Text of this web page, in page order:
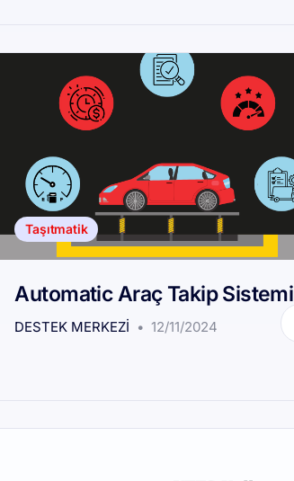
Taşıtmatik
Automatic Araç Takip Sistemi
DESTEK MERKEZI 12/11/2024